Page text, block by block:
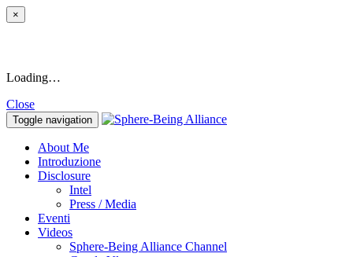
×
Loading…
Close
Toggle navigation
About Me
Introduzione
Disclosure
Intel
Press / Media
Eventi
Videos
Sphere-Being Alliance Channel